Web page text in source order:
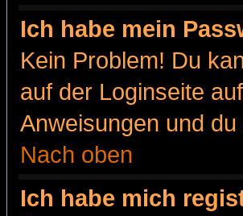
Ich habe mein
Kein Problem! Du
auf der Loginseite auf
Anweisungen und
Nach oben
Ich habe mich